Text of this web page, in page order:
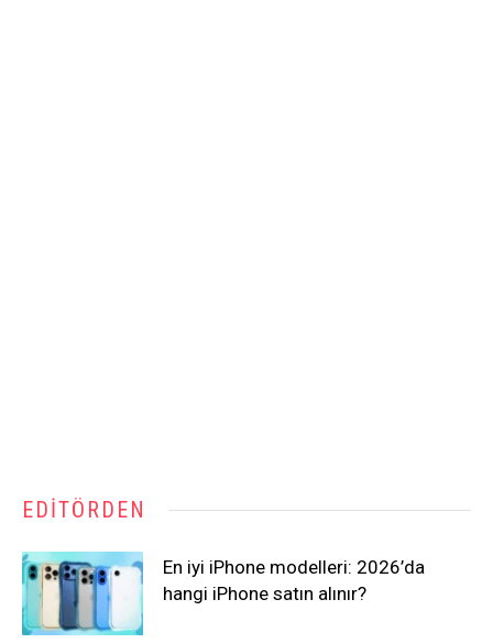
EDITÖRDEN
En iyi iPhone modelleri: 2026’da
hangi iPhone satın alınır?